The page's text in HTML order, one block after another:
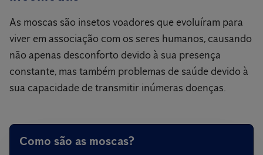
As moscas são insetos voadores que evoluíram para
viver em associação com os seres humanos, causando
não apenas desconforto devido à sua presença
constante, mas também problemas de saúde devido à
sua capacidade de transmitir inúmeras doenças.
Como são as moscas?